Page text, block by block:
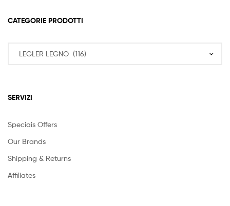
CATEGORIE PRODOTTI
SERVIZI
Speciais Offers
Our Brands
Shipping & Returns
Affiliates